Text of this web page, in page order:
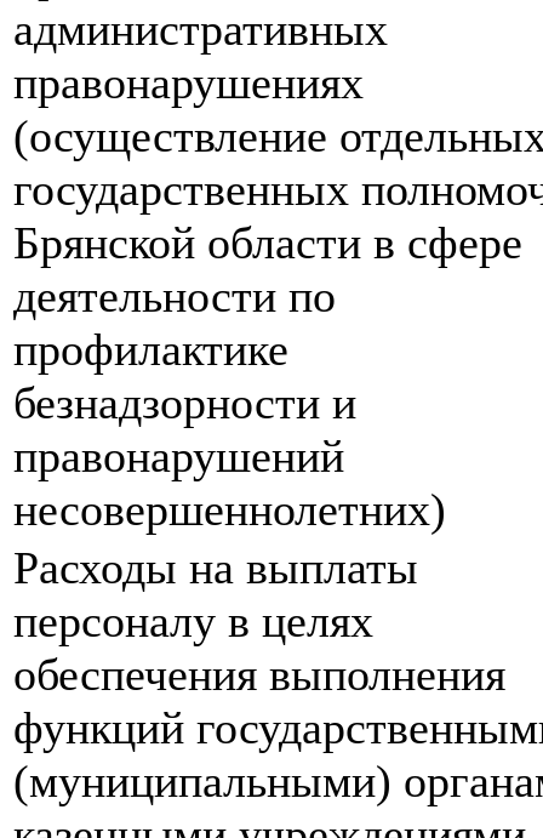
административных
правонарушениях
(осуществление
государственных
Брянской области в сфере
деятельности по
профилактике
безнадзорности и
правонарушений
несовершеннолетних)
Расходы на выплаты
персоналу в целях
обеспечения выполнения
функций
(муниципальными)